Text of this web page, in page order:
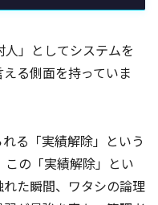
」としてシステムを
る側面を持っていま
る「実績解除」という
の「実績解除」とい
た瞬間、ワタシの論理